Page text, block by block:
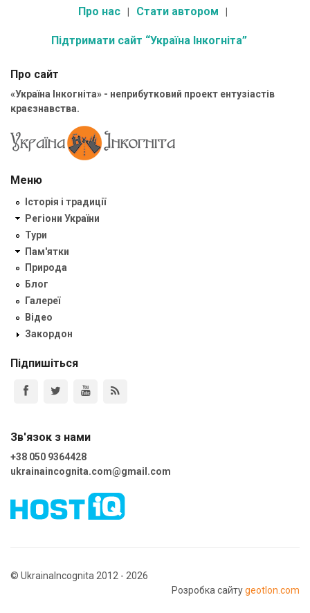
Про нас Стати автором
Підтримати сайт “Україна Інкогніта”
Про сайт
«Україна Інкогніта» - неприбутковий проект ентузіастів
краєзнавства.
Меню
Історія і традиції
Регіони України
Тури
Пам'ятки
Природа
Блог
Галереї
Відео
Закордон
Підпишіться
Зв'язок з нами
+38 050 9364428
ukrainaincognita.com@gmail.com
© UkrainaIncognita 2012 - 2026
Розробка сайтуgeotlon.com